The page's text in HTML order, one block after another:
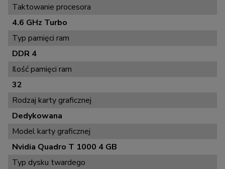
Taktowanie procesora
4.6 GHz Turbo
Typ pamięci ram
DDR 4
Ilość pamięci ram
32
Rodzaj karty graficznej
Dedykowana
Model karty graficznej
Nvidia Quadro T 1000 4 GB
Typ dysku twardego